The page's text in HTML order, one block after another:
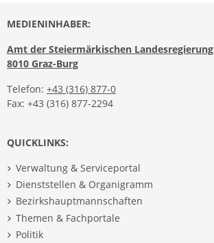
MEDIENINHABER:
Amt der Steiermärkischen Landesregierung
8010 Graz-Burg
Telefon: +43 (316) 877-0
Fax: +43 (316) 877-2294
QUICKLINKS:
Verwaltung & Serviceportal
Dienststellen & Organigramm
Bezirkshauptmannschaften
Themen & Fachportale
Politik